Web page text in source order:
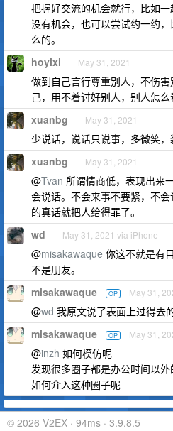
把握好交流的机会就行，比如一
没有机会，也可以尝试约一约
么的。
hoyixi May 31, 2021
做到自己言行尊重别人，不伤
己，用不着讨好别人，别人怎
xuanbg May 31, 2021
少说话，说话只说事，多微笑，
xuanbg May 31, 2021
@Tvan 所谓情商低，表现出来
会说话。不会来事不要紧，不
的真话就把人给得罪了。
wd May 31, 2021 via iPhone
@misakawaque 你这不就是有
不是朋友。
misakawaque OP May 31,
@wd 我原文说了表面上过得去
misakawaque OP May 31,
@inzh 如何模仿呢
发现很多圈子都是办公时间以外
如何介入这种圈子呢
© 2026 V2EX · 94ms · 3.9.8.5